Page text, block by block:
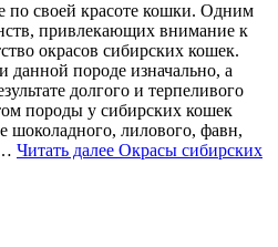
своей красоте кошки. Одним
привлекающих внимание к
окрасов сибирских кошек.
данной породе изначально, а
долгого и терпеливого
породы у сибирских кошек
шоколадного, лилового, фавн,
Читать далее Окрасы сибирских